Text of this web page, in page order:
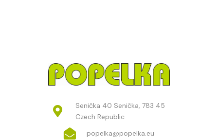
Senička 40 Senička, 783 45
Czech Republic
popelka@popelka.eu